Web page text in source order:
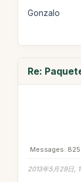
Gonzalo
Re:
Messages: 825
2013年5月29日,